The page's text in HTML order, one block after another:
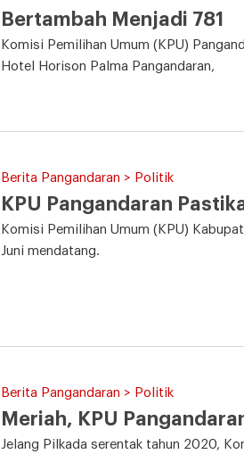
Bertambah Menjadi 781
Komisi Pemilihan Umum (KPU)
Hotel Horison Palma Pangandaran,
Berita Pangandaran > Politik
KPU Pangandaran
Komisi Pemilihan Umum (KPU)
Juni mendatang.
Berita Pangandaran > Politik
Meriah, KPU
Jelang Pilkada serentak tahun 2020,